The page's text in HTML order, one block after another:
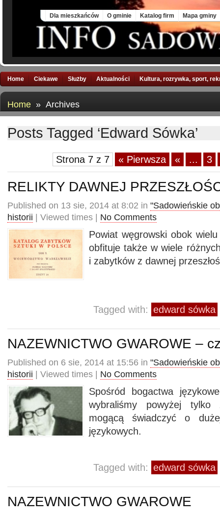
Dla mieszkańców O gminie Katalog firm Mapa gminy
Home Ciekawe Służby Aktualności Kultura, rozrywka, sport,
Home » Archives
Posts Tagged ‘Edward Sówka’
Strona 7 z 7 « Pierwsza « ... 3
RELIKTY DAWNEJ
Published on 13 sie, 2014 at 8:02 in "Sadowieńskie
historii | Viewed times | No Comments
Powiat węgrowski obok
obfituje także w wiele
i zabytków z dawnej
Tagged with: edward sówka
NAZEWNICTWO GWAROWE –
Published on 6 sie, 2014 at 15:56 in "Sadowieńskie
historii | Viewed times | No Comments
Spośród bogactwa
wybraliśmy powyżej tylko
mogącą świadczyć o
językowych.
Tagged with: edward sówka
NAZEWNICTWO GWAROWE